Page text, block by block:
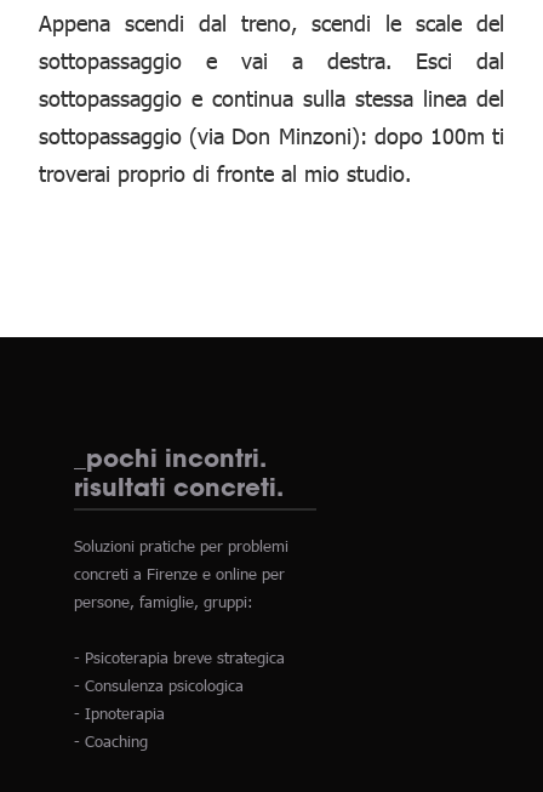
Appena scendi dal treno, scendi le scale del
sottopassaggio e vai a destra. Esci dal
sottopassaggio e continua sulla stessa linea del
sottopassaggio (via Don Minzoni): dopo 100m ti
troverai proprio di fronte al mio studio.
_pochi incontri.
risultati concreti.
Soluzioni pratiche per problemi
concreti a Firenze e online per
persone, famiglie, gruppi:
- Psicoterapia breve strategica
- Consulenza psicologica
- Ipnoterapia
- Coaching